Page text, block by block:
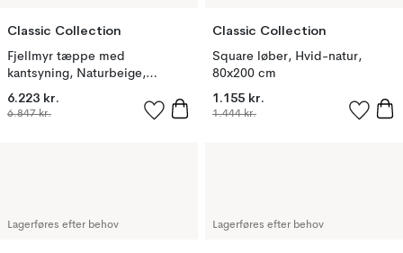
Classic Collection
Fjellmyr tæppe med
kantsyning, Naturbeige,
200x300 cm
6.223 kr.
6.847 kr.
Classic Collection
Square løber, Hvid-natur,
80x200 cm
1.155 kr.
1.444 kr.
Lagerføres efter behov Lagerføres efter behov